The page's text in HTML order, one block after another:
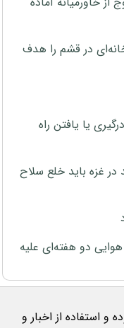
آمریکا خانه‌ای در قشم را هدف
یا یافتن راه
غزه باید خلع سلاح
دو هفته‌ای علیه
استفاده از اخبار و